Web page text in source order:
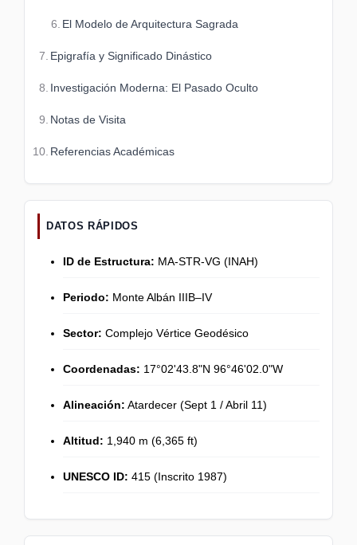
El Modelo de Arquitectura Sagrada
Epigrafía y Significado Dinástico
Investigación Moderna: El Pasado Oculto
Notas de Visita
Referencias Académicas
DATOS RÁPIDOS
ID de Estructura: MA-STR-VG (INAH)
Periodo: Monte Albán IIIB–IV
Sector: Complejo Vértice Geodésico
Coordenadas: 17°02'43.8"N 96°46'02.0"W
Alineación: Atardecer (Sept 1 / Abril 11)
Altitud: 1,940 m (6,365 ft)
UNESCO ID: 415 (Inscrito 1987)